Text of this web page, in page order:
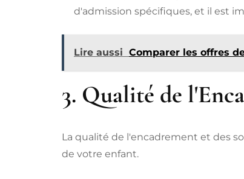
d'admission spécifiques, et il est
Lire aussi Comparer les offres
3. Qualité de
La qualité de l'encadrement et des
de votre enfant.